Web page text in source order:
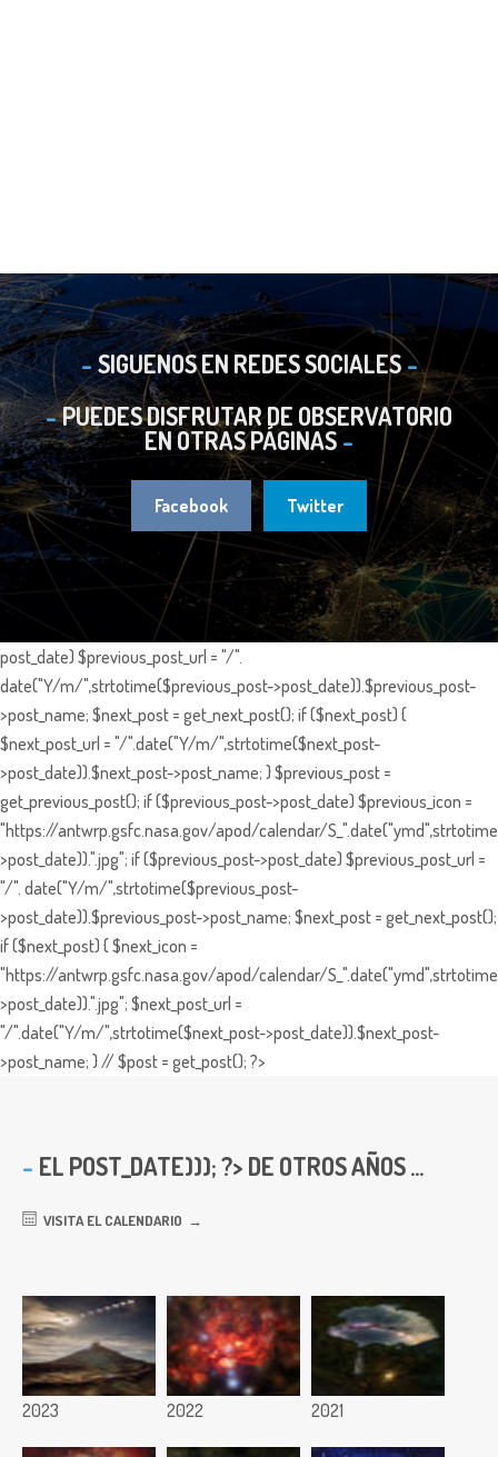
SIGUENOS EN REDES SOCIALES
PUEDES DISFRUTAR DE OBSERVATORIO
EN OTRAS PÁGINAS
Facebook Twitter
post_date) $previous_post_url = "/".
date("Y/m/",strtotime($previous_post->post_date)).$previous_post-
>post_name; $next_post = get_next_post(); if ($next_post) {
$next_post_url = "/".date("Y/m/",strtotime($next_post-
>post_date)).$next_post->post_name; } $previous_post =
get_previous_post(); if ($previous_post->post_date) $previous_icon =
"https://antwrp.gsfc.nasa.gov/apod/calendar/
>post_date)).".jpg"; if ($previous_post->post_date) $previous_post_url =
"/". date("Y/m/",strtotime($previous_post-
>post_date)).$previous_post->post_name; $next_post = get_next_post();
if ($next_post) { $next_icon =
"https://antwrp.gsfc.nasa.gov/apod/calendar/
>post_date)).".jpg"; $next_post_url =
"/".date("Y/m/",strtotime($next_post->post_date)).$next_post-
>post_name; } // $post = get_post(); ?>
EL POST_DATE))); ?> DE OTROS AÑOS ...
VISITA EL CALENDARIO
2023 2022 2021